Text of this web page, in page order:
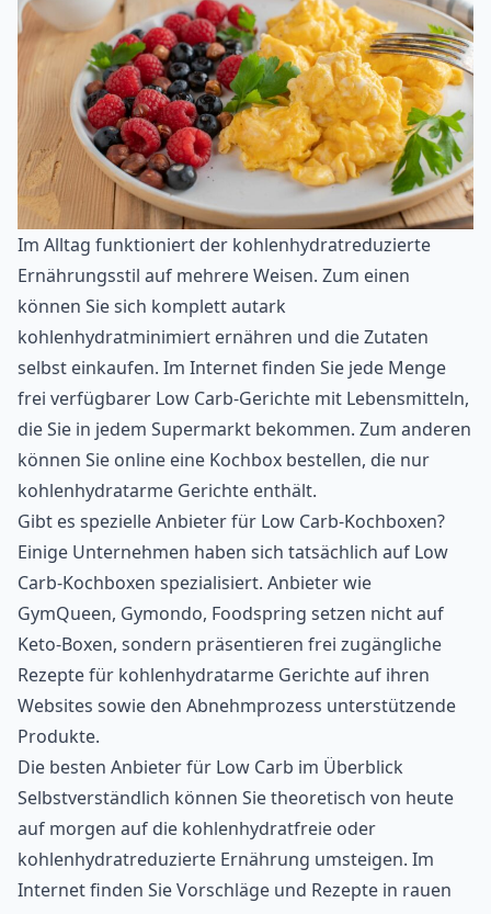
Im Alltag funktioniert der kohlenhydratreduzierte
Ernährungsstil auf mehrere Weisen. Zum einen
können Sie sich komplett autark
kohlenhydratminimiert ernähren und die Zutaten
selbst einkaufen. Im Internet finden Sie jede Menge
frei verfügbarer Low Carb-Gerichte mit Lebensmitteln,
die Sie in jedem Supermarkt bekommen. Zum anderen
können Sie online eine Kochbox bestellen, die nur
kohlenhydratarme Gerichte enthält.
Gibt es spezielle Anbieter für Low Carb-Kochboxen?
Einige Unternehmen haben sich tatsächlich auf Low
Carb-Kochboxen spezialisiert. Anbieter wie
GymQueen, Gymondo, Foodspring setzen nicht auf
Keto-Boxen, sondern präsentieren frei zugängliche
Rezepte für kohlenhydratarme Gerichte auf ihren
Websites sowie den Abnehmprozess unterstützende
Produkte.
Die besten Anbieter für Low Carb im Überblick
Selbstverständlich können Sie theoretisch von heute
auf morgen auf die kohlenhydratfreie oder
kohlenhydratreduzierte Ernährung umsteigen. Im
Internet finden SieVorschläge und Rezepte in rauen